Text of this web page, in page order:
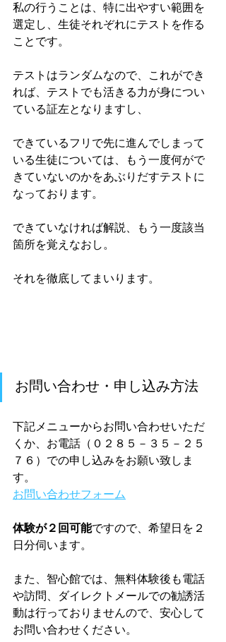
私の行うことは、特に出やすい範囲を
選定し、生徒それぞれにテストを作る
ことです。
テストはランダムなので、これができ
れば、テストでも活きる力が身につい
ている証左となりますし、
できているフリで先に進んでしまって
いる生徒については、もう一度何がで
きていないのかをあぶりだすテストに
なっております。
できていなければ解説、もう一度該当
箇所を覚えなおし。
それを徹底してまいります。
お問い合わせ・申し込み方法
下記メニューからお問い合わせいただ
くか、お電話（０２８５－３５－２５
７６）での申し込みをお願い致しま
す。
お問い合わせフォーム
体験が２回可能ですので、希望日を２
日分伺います。
また、智心館では、無料体験後も電話
や訪問、ダイレクトメールでの勧誘活
動は行っておりませんので、安心して
お問い合わせください。